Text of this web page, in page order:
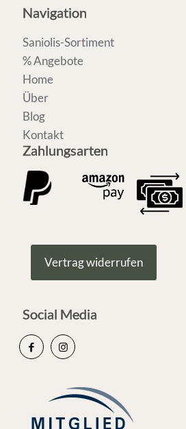
Navigation
Saniolis-Sortiment
% Angebote
Home
Über
Blog
Kontakt
Zahlungsarten
Vertrag widerrufen
Social Media